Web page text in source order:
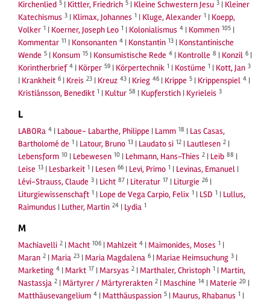
Kirchenlied 5 | Kittler, Friedrich 5 | Kleine Schwestern Jesu 3 | Kleiner
Katechismus 3 | Klimax, Johannes 1 | Kluge, Alexander 1 | Koepp,
Volker 1 | Koerner, Joseph Leo 1 | Kolonialismus 4 | Kommen 105 |
Kommentar 11 | Konsonanten 4 | Konstantin 13 | Konstantinische
Wende 5 | Konsum 15 | Konsumistische Rede 4 | Kontrolle 8 | Konzil 6 |
Korintherbrief 4 | Körper 59 | Körpertechnik 1 | Kostüme 1 | Kott, Jan 3
| Krankheit 6 | Kreis 23 | Kreuz 43 | Krieg 46 | Krippe 5 | Krippenspiel 4 |
Kristiánsson, Benedikt 1 | Kultur 58 | Kupferstich | Kyrieleis 3
L
LABORa 4 | Laboue- Labarthe, Philippe | Lamm 18 | Las Casas,
Bartholomé de 1 | Latour, Bruno 13 | Laudato si 12 | Lautlesen 2 |
Lebensform 10 | Lebewesen 10 | Lehmann, Hans-Thies 2 | Leib 88 |
Leise 13 | Lesbarkeit 1 | Lesen 66 | Levi, Primo 1 | Levinas, Emanuel |
Lévi-Strauss, Claude 3 | Licht 87 | Literatur 17 | Liturgie 26 |
Liturgiewissenschaft 1 | Lope de Vega Carpio, Felix 1 | LSD 1 | Lullus,
Raimundus | Luther, Martin 24 | Lydia 1
M
Machiavelli 2 | Macht 106 | Mahlzeit 4 | Maimonides, Moses 1 |
Maran 2 | Maria 23 | Maria Magdalena 6 | Mariae Heimsuchung 3 |
Marketing 4 | Markt 17 | Marsyas 2 | Marthaler, Christoph 1 | Martin,
Nastassja 2 | Märtyrer / Märtyrerakten 2 | Maschine 14 | Materie 20 |
Matthäusevangelium 4 | Matthäuspassion 5 | Maurus, Rhabanus 1 |